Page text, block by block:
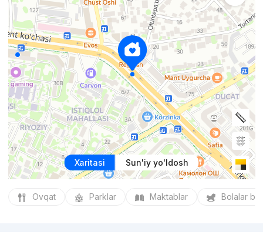
Xaritasi Sun'iy yo'ldosh
Ovqat Parklar Maktablar Bolalar